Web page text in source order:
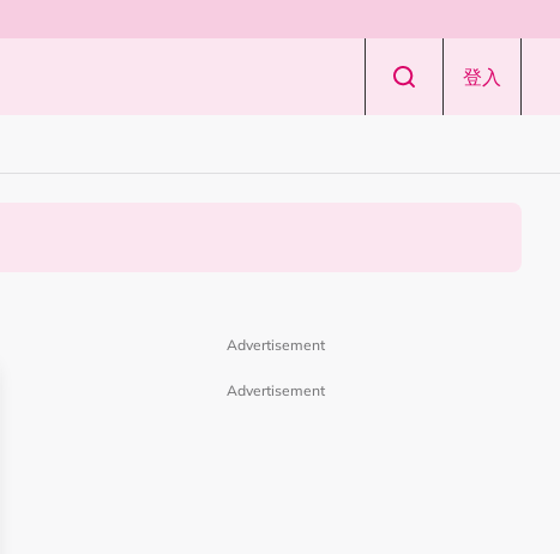
登入
Advertisement
Advertisement